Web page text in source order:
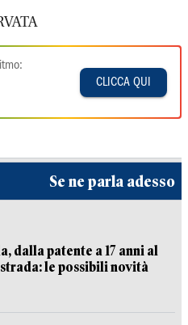
CLICCA QUI
Se ne parla adesso
dalla patente a 17 anni al
le possibili novità